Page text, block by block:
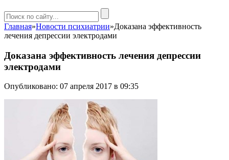
Главная»Новости психиатрии»Доказана эффективность
лечения депрессии электродами
Доказана эффективность лечения депрессии
электродами
Опубликовано: 07 апреля 2017 в 09:35